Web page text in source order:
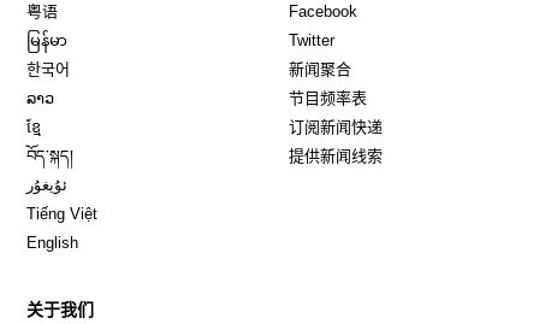
粤语
မြန်မာ
한국어
ລາວ
ខ្មែ
བོད་སྐད།
ئۇيغۇر
Tiếng Việt
English
Facebook
TwitterOpens in new window
新闻聚合
节目频率表
订阅新闻快递
提供新闻线索
关于我们